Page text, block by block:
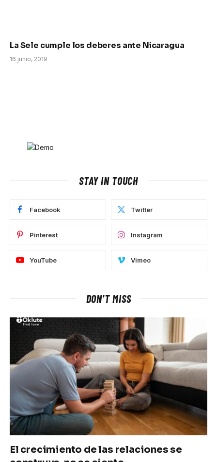
La Sele cumple los deberes ante Nicaragua
16 junio, 2019
STAY IN TOUCH
Facebook Twitter
Pinterest Instagram
YouTube Vimeo
DON'T MISS
El crecimiento de las relaciones se